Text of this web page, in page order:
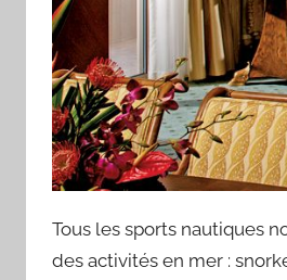
Tous les sports nautiques
des activités en mer :